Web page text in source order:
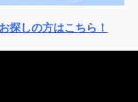
探しの方はこちら！